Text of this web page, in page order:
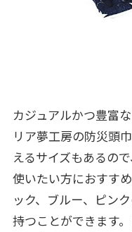
カジュアルかつ豊富
リア夢工房の防災頭
えるサイズもあるの
使いたい方におすす
ック、ブルー、ピン
持つことができます